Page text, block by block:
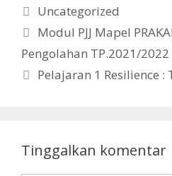
Kategori
Uncategorized
Modul PJJ Mapel
Pengolahan TP.2021/2022
Pelajaran 1 Resilience
Tinggalkan komentar